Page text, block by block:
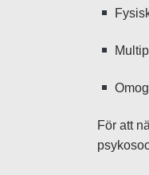
För att